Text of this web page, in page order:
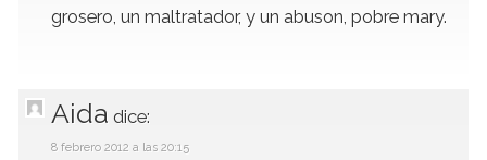
grosero, un maltratador, y un abuson, pobre mary.
Aida dice:
8 febrero 2012 a las 20:15